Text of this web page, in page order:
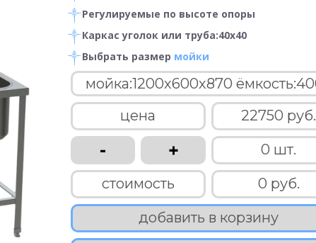
Регулируемые по высоте опоры
Каркас уголок или труба:40х40
Выбрать размер мойки
цена 22750 руб.
- +
0 шт.
стоимость
0 руб.
добавить в корзину